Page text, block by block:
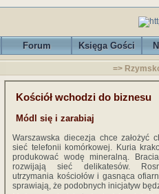
Forum Księga Gości
=>
Kościół wchodzi do biznesu
Módl się i zarabiaj
Warszawska diecezja chce założyć
sieć telefonii komórkowej. Kuria
produkować wodę mineralną.
rozwijają sieć delikatesów.
utrzymania kościołów i gasnąca
sprawiają, że podobnych inicjatyw